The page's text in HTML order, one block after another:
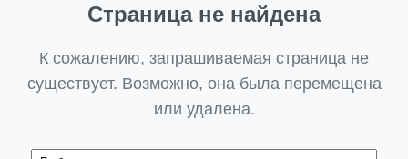
Страница не найдена
К сожалению, запрашиваемая страница не
существует. Возможно, она была перемещена
или удалена.